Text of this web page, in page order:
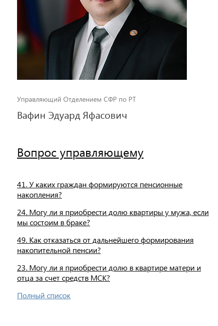
Управляющий Отделением СФР по РТ
Вафин Эдуард Яфасович
Вопрос управляющему
41. У каких граждан формируются пенсионные
накопления?
24. Могу ли я приобрести долю квартиры у мужа, если
мы состоим в браке?
49. Как отказаться от дальнейшего формирования
накопительной пенсии?
23. Могу ли я приобрести долю в квартире матери и
отца за счет средств МСК?
Полный список